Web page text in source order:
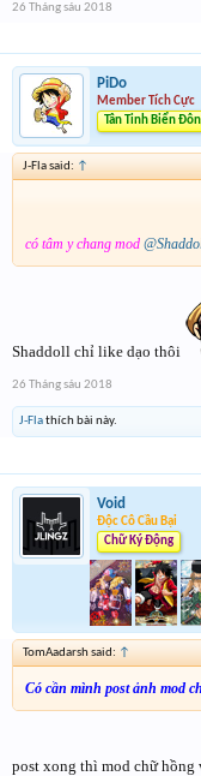
26 Tháng sáu 2018
PiDo
Member Tích Cực
Tân Tinh Biển
J-Fla said: ↑
có tâm y chang mod
Shaddoll chỉ like dạo thôi
26 Tháng sáu 2018
J-Flathích bài này.
Void
Độc Cô Cầu Bại
Chữ Ký Động
TomAadarsh said: ↑
Có cần mình post ảnh mod
post xong thì mod chữ hồng